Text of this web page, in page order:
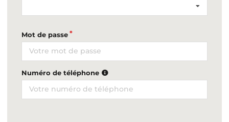
Mot de passe
Numéro de téléphone